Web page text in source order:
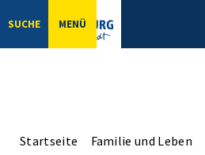
SUCHE MENÜ
Startseite Familie und Leben